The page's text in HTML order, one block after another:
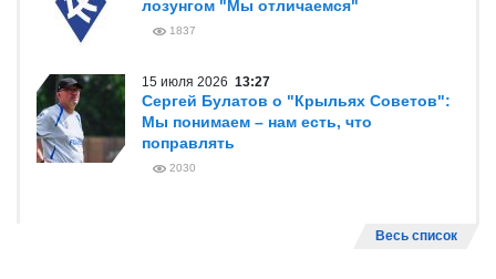
лозунгом "Мы отличаемся"
1837
15 июля 2026 13:27
Сергей Булатов о "Крыльях Советов":
Мы понимаем – нам есть, что
поправлять
2030
Весь список